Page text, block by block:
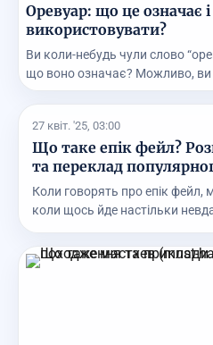
Оревуар: що це означає
використовувати?
Ви коли-небудь чули слово
що воно означає? Можливо, ви
27 квіт. '25, 03:00
Що таке епік фейл?
та переклад
Коли говорять про епік фейл,
коли щось йде настільки